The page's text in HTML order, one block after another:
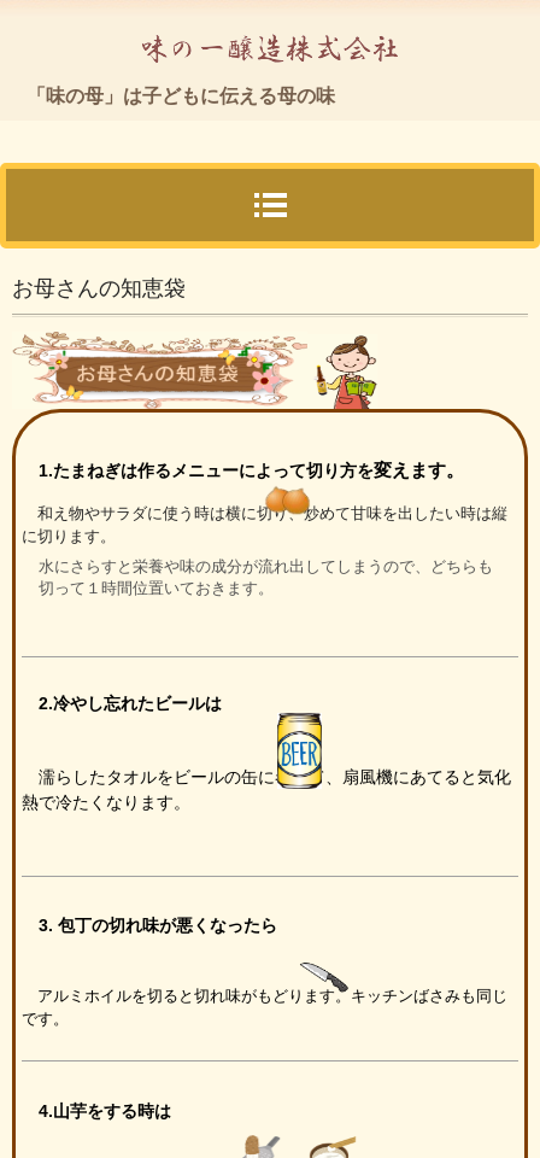
「味の母」
「味の母」は子どもに伝える母の味
お母さんの知恵袋
1.たまねぎは作るメニューによって切り方を変えます。
和え物やサラダに使う時は横に切り、炒めて甘味を出したい時は縦
に切ります。
水にさらすと栄養や味の成分が流れ出してしまうので、どちらも
切って１時間位置いておきます。
2.冷やし忘れたビールは
濡らしたタオルをビールの缶に巻いて、扇風機にあてると気化
熱で冷たくなります。
3. 包丁の切れ味が悪くなったら
アルミホイルを切ると切れ味がもどります。キッチンばさみも同じ
です。
4.山芋をする時は